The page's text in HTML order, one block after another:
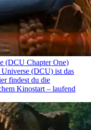
(DCU Chapter One)
(DCU) ist das
findest du die
Kinostart – laufend